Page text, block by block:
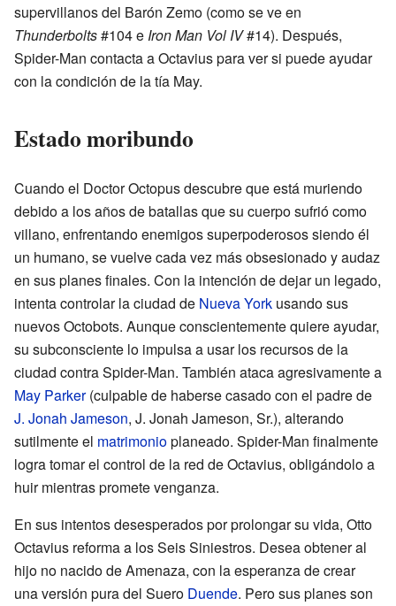
supervillanos del Barón Zemo (como se ve en
Thunderbolts#104 e Iron Man Vol IV#14). Después,
Spider-Man contacta a Octavius para ver si puede ayudar
con la condición de la tía May.
Estado moribundo
Cuando el Doctor Octopus descubre que está muriendo
debido a los años de batallas que su cuerpo sufrió como
villano, enfrentando enemigos superpoderosos siendo él
un humano, se vuelve cada vez más obsesionado y audaz
en sus planes finales. Con la intención de dejar un legado,
intenta controlar la ciudad de Nueva York usando sus
nuevos Octobots. Aunque conscientemente quiere ayudar,
su subconsciente lo impulsa a usar los recursos de la
ciudad contra Spider-Man. También ataca agresivamente a
May Parker(culpable de haberse casado con el padre de
J. Jonah Jameson, J. Jonah Jameson, Sr.), alterando
sutilmente el matrimonioplaneado. Spider-Man finalmente
logra tomar el control de la red de Octavius, obligándolo a
huir mientras promete venganza.
En sus intentos desesperados por prolongar su vida, Otto
Octavius reforma a los Seis Siniestros. Desea obtener al
hijo no nacido de Amenaza, con la esperanza de crear
una versión pura del Suero Duende. Pero sus planes son